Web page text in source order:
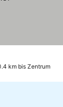
km bis Zentrum